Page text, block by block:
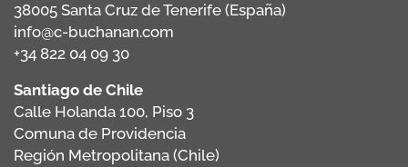
38005 Santa Cruz de Tenerife (España)
info@c-buchanan.com
+34 822 04 09 30
Santiago de Chile
Calle Holanda 100, Piso 3
Comuna de Providencia
Región Metropolitana (Chile)